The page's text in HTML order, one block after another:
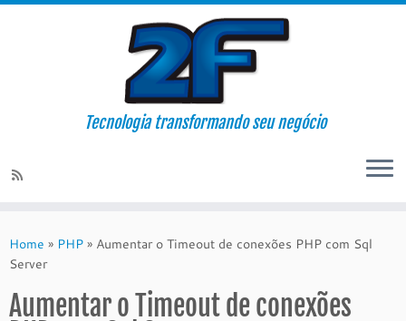
content
Tecnologia transformando seu negócio
Home » PHP » Aumentar o Timeout de conexões PHP com Sql
Server
Aumentar o Timeout de conexões